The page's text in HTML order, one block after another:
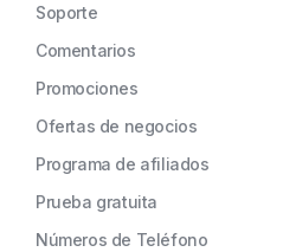
Soporte
Comentarios
Promociones
Ofertas de negocios
Programa de afiliados
Prueba gratuita
Números de Teléfono